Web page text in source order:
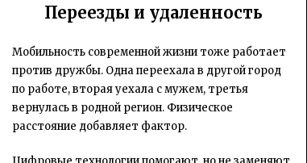
Переезды и удаленность
Мобильность современной жизни тоже работает
против дружбы. Одна переехала в другой город
по работе, вторая уехала с мужем, третья
вернулась в родной регион. Физическое
расстояние добавляет фактор.